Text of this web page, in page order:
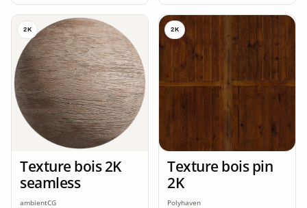
2K
Texture bois 2K
seamless
ambientCG
2K
Texture bois pin
2K
Polyhaven